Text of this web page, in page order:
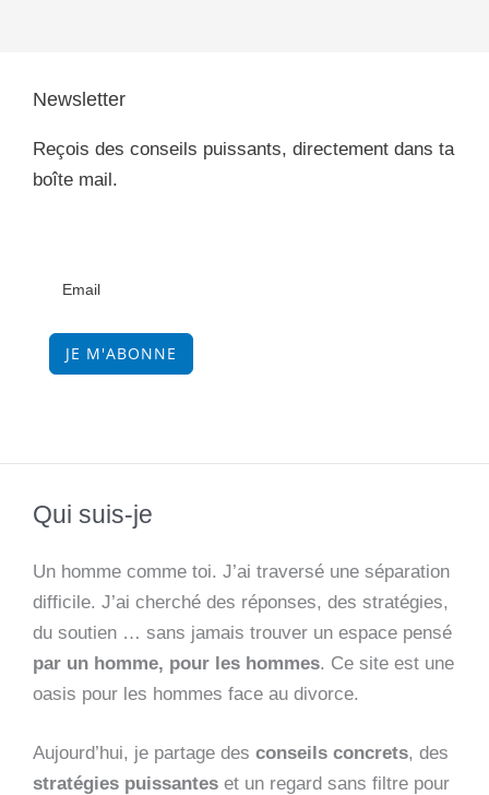
Newsletter
Reçois des conseils puissants, directement dans ta
boîte mail.
JE M'ABONNE
Qui suis-je
Un homme comme toi. J’ai traversé une séparation
difficile. J’ai cherché des réponses, des stratégies,
du soutien … sans jamais trouver un espace pensé
par un homme, pour les hommes. Ce site est une
oasis pour les hommes face au divorce.
Aujourd’hui, je partage des conseils concrets, des
stratégies puissantes et un regard sans filtre pour